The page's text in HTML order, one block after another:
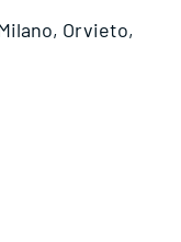
Orvieto,